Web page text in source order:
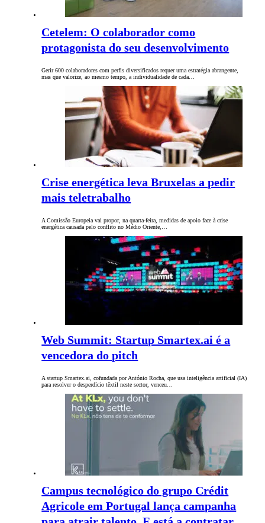
Cetelem: O colaborador como
protagonista do seu desenvolvimento
Gerir 600 colaboradores com perfis diversificados requer uma estratégia abrangente,
mas que valorize, ao mesmo tempo, a individualidade de cada…
Crise energética leva Bruxelas a pedir
mais teletrabalho
A Comissão Europeia vai propor, na quarta-feira, medidas de apoio face à crise
energética causada pelo conflito no Médio Oriente,…
Web Summit: Startup Smartex.ai é a
vencedora do pitch
A startup Smartex.ai, cofundada por António Rocha, que usa inteligência artificial (IA)
para resolver o desperdício têxtil neste sector, venceu…
Campus tecnológico do grupo Crédit
Agricole em Portugal lança campanha